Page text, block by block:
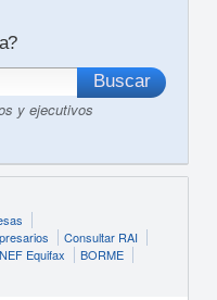
y ejecutivos
Consultar RAI
Equifax
BORME